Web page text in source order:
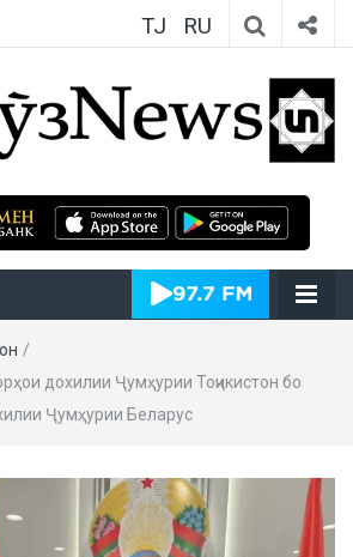
TJ RU
ИмрӯзNews
/
дохилии Ҷумҳурии Тоҷикистон бо
Ҷумҳурии Беларус